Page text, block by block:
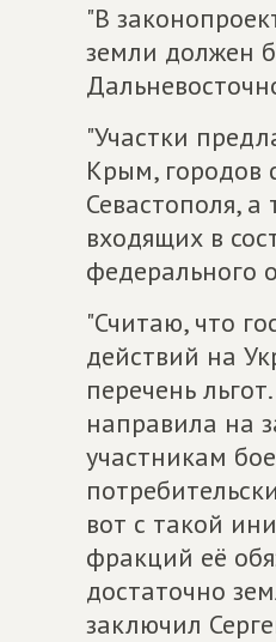
"В
земли должен
"Участки
Крым, городов
Севастополя,
входящих в
федерального
"Считаю, что
действий на
перечень
направила на
участникам
вот с такой
фракций её
достаточно
заключил